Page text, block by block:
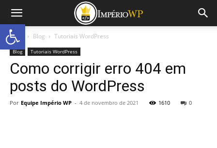
Início Blog Tutoriais WordPress
Blog Tutoriais WordPress
Como corrigir erro 404 em
posts do WordPress
Por Equipe Império WP - 4 de novembro de 2021 1610 0
Abrir a barra de ferramentas